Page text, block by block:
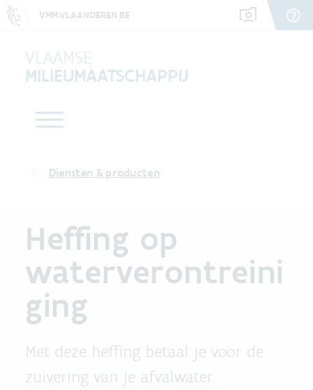
VMM.VLAANDEREN.BE
VLAAMSE
MILIEUMAATSCHAPPIJ
Diensten & producten
Heffing op
waterverontreini
ging
Met deze heffing betaal je voor de
zuivering van je afvalwater.